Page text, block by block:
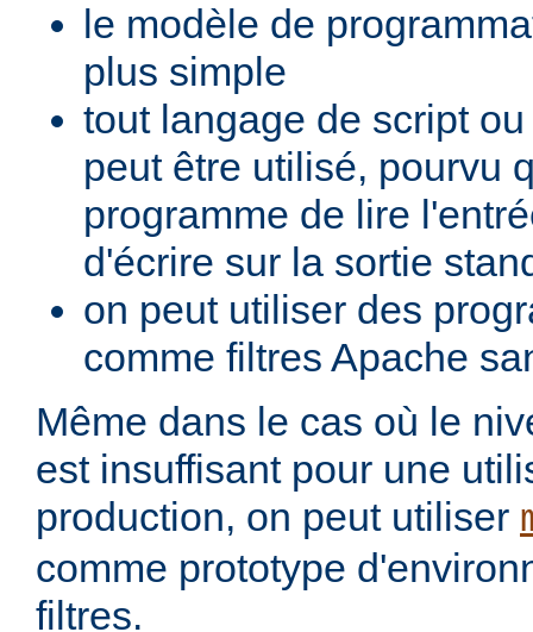
le modèle de
plus simple
tout langage de script
peut être utilisé, pourvu
programme de lire
d'écrire sur la sortie
on peut utiliser des
comme filtres Apache
Même dans le cas où le
est insuffisant pour une
production, on peut utiliser
comme prototype
filtres.